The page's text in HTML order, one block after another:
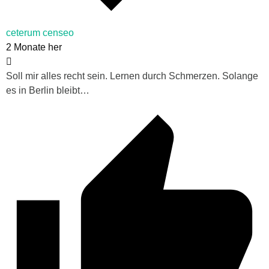
ceterum censeo
2 Monate her
Soll mir alles recht sein. Lernen durch Schmerzen. Solange
es in Berlin bleibt…